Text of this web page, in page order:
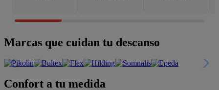
Marcas que cuidan tu descanso
Confort a tu medida